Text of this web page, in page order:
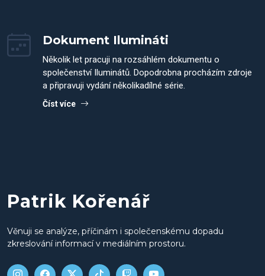
Dokument Ilumináti
Několik let pracuji na rozsáhlém dokumentu o
společenství Iluminátů. Dopodrobna procházím zdroje
a připravuji vydání několikadílné série.
Číst více
Patrik Kořenář
Věnuji se analýze, příčinám i společenskému dopadu
zkreslování informací v mediálním prostoru.